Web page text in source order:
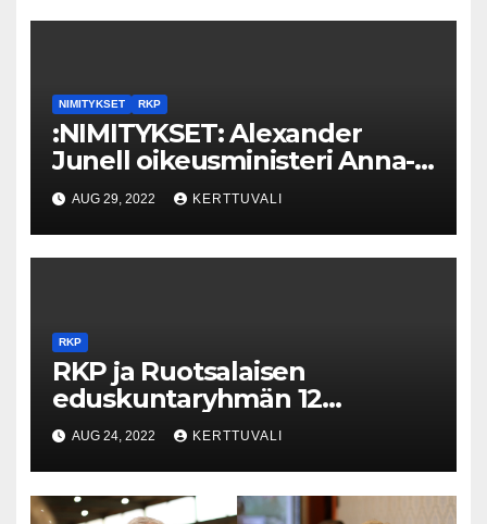
NIMITYKSET RKP
:NIMITYKSET: Alexander
Junell oikeusministeri Anna-
Maja Henrikssonin
eduskunta-avustajaksi
AUG 29, 2022 KERTTUVALI
RKP
RKP ja Ruotsalaisen
eduskuntaryhmän 12
toimenpidettä
kaksikielisyyden ja ruotsin
kielen vahvistamiseksi
Suomessa
AUG 24, 2022 KERTTUVALI